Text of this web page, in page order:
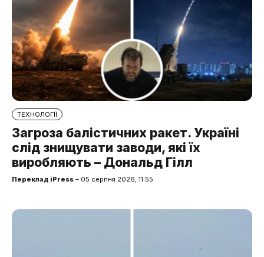
ТЕХНОЛОГІЇ
Загроза балістичних ракет. Україні
слід знищувати заводи, які їх
виробляють – Дональд Гілл
Переклад iPress – 05 серпня 2026, 11:55